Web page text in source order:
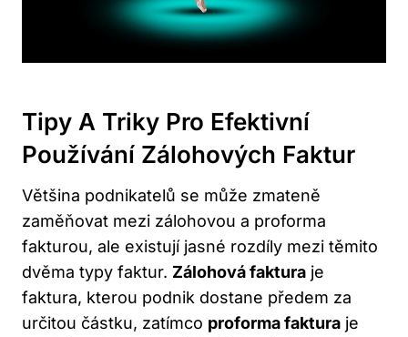
Tipy A Triky Pro Efektivní
Používání Zálohových Faktur
Většina podnikatelů se může zmateně
zaměňovat mezi zálohovou a proforma
fakturou, ale existují jasné rozdíly mezi těmito
dvěma typy faktur. Zálohová faktura je
faktura, kterou podnik dostane předem za
určitou částku, zatímco proforma faktura je